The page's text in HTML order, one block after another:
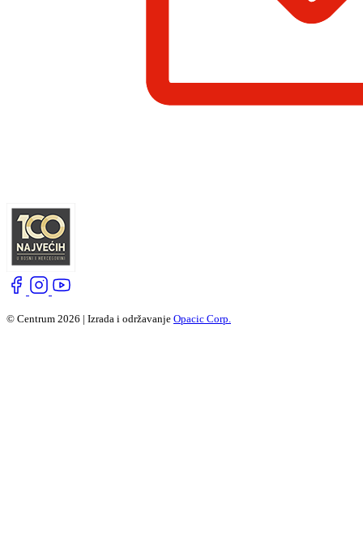
© Centrum 2026 | Izrada i održavanje Opacic Corp.